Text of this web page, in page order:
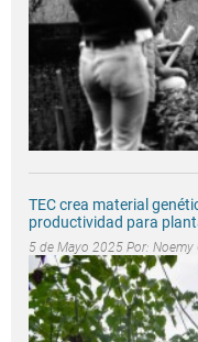
TEC crea material
productividad para
5 de Mayo 2025 Por: Noemy